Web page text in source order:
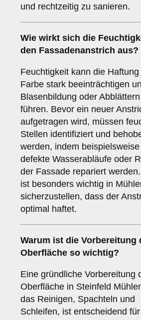
und rechtzeitig zu sanieren.
Wie wirkt sich die
den Fassadenanstrich aus?
Feuchtigkeit kann die Haftung
Farbe stark beeinträchtigen
Blasenbildung oder Abblättern
führen. Bevor ein neuer
aufgetragen wird, müssen
Stellen identifiziert und
werden, indem beispielsweise
defekte Wasserabläufe oder
der Fassade repariert
ist besonders wichtig in
sicherzustellen, dass der
optimal haftet.
Warum ist die Vorbereitung
Oberfläche so wichtig?
Eine gründliche Vorbereitung
Oberfläche in Steinfeld
das Reinigen, Spachteln und
Schleifen, ist entscheidend